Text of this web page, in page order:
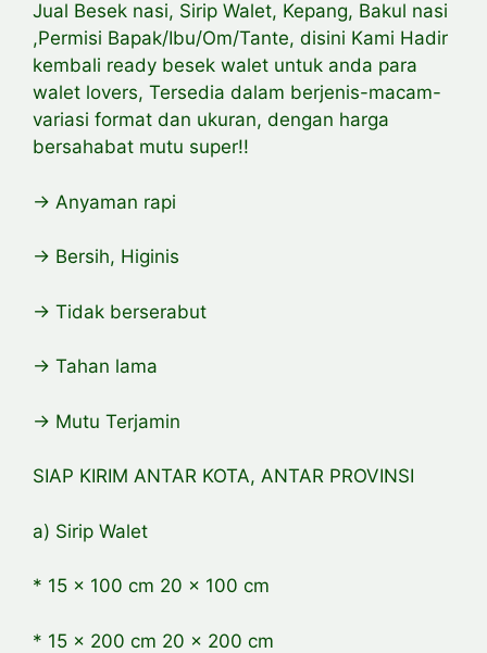
Jual Besek nasi, Sirip Walet, Kepang, Bakul nasi
,Permisi Bapak/Ibu/Om/Tante, disini Kami Hadir
kembali ready besek walet untuk anda para
walet lovers, Tersedia dalam berjenis-macam-
variasi format dan ukuran, dengan harga
bersahabat mutu super!!
-> Anyaman rapi
-> Bersih, Higinis
-> Tidak berserabut
-> Tahan lama
-> Mutu Terjamin
SIAP KIRIM ANTAR KOTA, ANTAR PROVINSI
a) Sirip Walet
* 15 x 100 cm 20 x 100 cm
* 15 x 200 cm 20 x 200 cm